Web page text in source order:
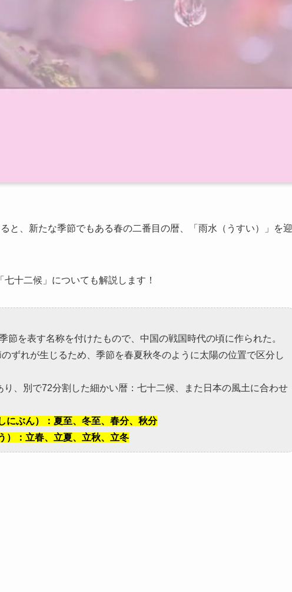
と、新たな季節でもある春の二番目の暦、「雨水（うすい）」を迎
十二候」についても解説します！
節を表す名称を付けたもので、中国の戦国時代の頃に作られた。
ずれが生じるため、季節を春夏秋冬のように太陽の位置で区分し
、別で72分割した細かい暦：七十二候、また日本の風土に合わせ
にぶん）：夏至、冬至、春分、秋分
）：立春、立夏、立秋、立冬